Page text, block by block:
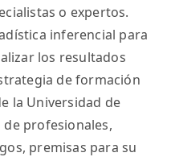
o expertos.
inferencial para
los resultados
de formación
la Universidad de
profesionales,
premisas para su